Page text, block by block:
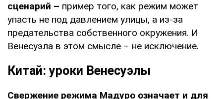
сценарий – пример того, как режим может
упасть не под давлением улицы, а из-за
предательства собственного окружения. И
Венесуэла в этом смысле – не исключение.
Китай: уроки Венесуэлы
Свержение режима Мадуро означает и для